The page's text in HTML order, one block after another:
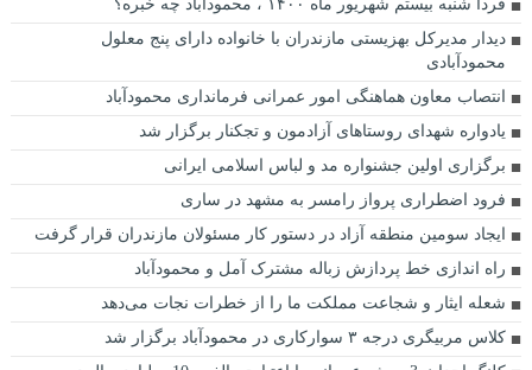
فردا شنبه بیستم شهریور ماه ۱۴۰۰ ، محمودآباد چه خبره؟
دیدار مدیرکل بهزیستی مازندران با خانواده دارای پنج معلول
محمودآبادی
انتصاب معاون هماهنگی امور عمرانی فرمانداری محمودآباد
یادواره شهدای روستاهای آزادمون و تجکنار برگزار شد
برگزاری اولین جشنواره مد و لباس اسلامی ایرانی
فرود اضطراری پرواز رامسر به مشهد در ساری
ایجاد سومین منطقه آزاد در دستور کار مسئولان مازندران قرار گرفت
راه اندازی خط پردازش زباله مشترک آمل و محمودآباد
شعله ایثار و شجاعت مملکت ما را از خطرات نجات می‌دهد
کلاس مربیگری درجه ۳ سوارکاری در محمودآباد برگزار شد